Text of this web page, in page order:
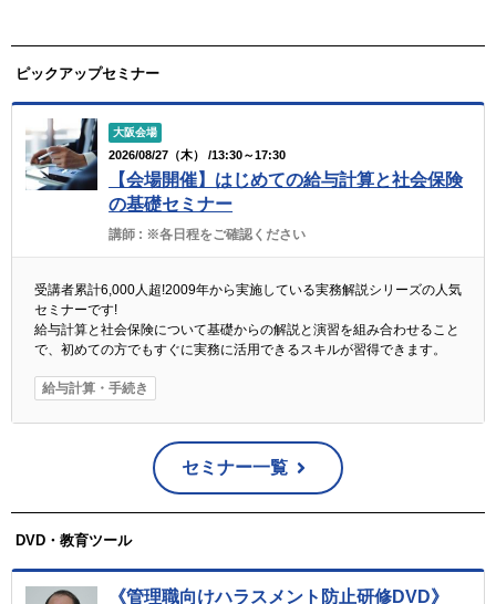
ピックアップセミナー
大阪会場
2026/08/27（木） /13:30～17:30
【会場開催】はじめての給与計算と社会保険
の基礎セミナー
講師 : ※各日程をご確認ください
受講者累計6,000人超!2009年から実施している実務解説シリーズの人気
セミナーです!
給与計算と社会保険について基礎からの解説と演習を組み合わせること
で、初めての方でもすぐに実務に活用できるスキルが習得できます。
給与計算・手続き
セミナー一覧
DVD・教育ツール
《管理職向けハラスメント防止研修DVD》